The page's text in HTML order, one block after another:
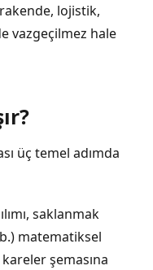
lojistik,
vazgeçilmez hale
üç temel adımda
saklanmak
matematiksel
şemasına